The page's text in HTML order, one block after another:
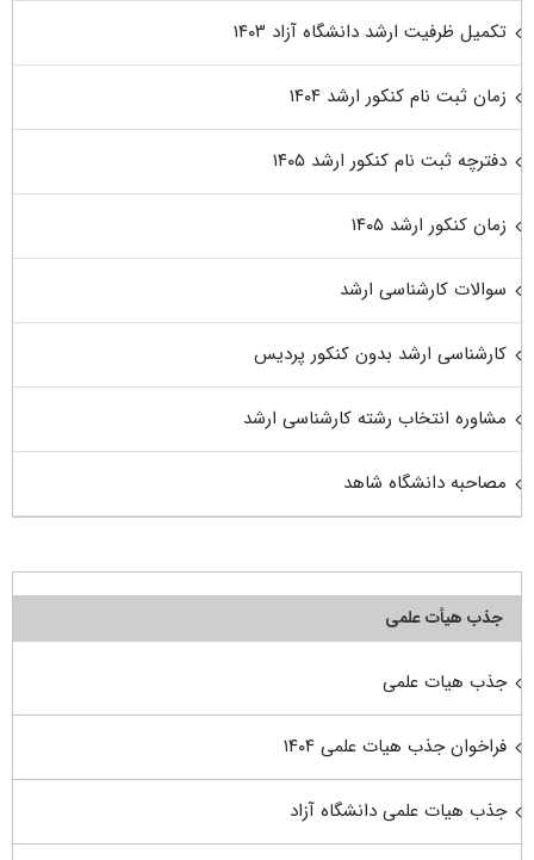
تکمیل ظرفیت ارشد دانشگاه آزاد ۱۴۰۳
زمان ثبت نام کنکور ارشد ۱۴۰۴
دفترچه ثبت نام کنکور ارشد ۱۴۰۵
زمان کنکور ارشد ۱۴۰۵
سوالات کارشناسی ارشد
کارشناسی ارشد بدون کنکور پردیس
مشاوره انتخاب رشته کارشناسی ارشد
مصاحبه دانشگاه شاهد
جذب هیأت علمی
جذب هیات علمی
فراخوان جذب هیات علمی ۱۴۰۴
جذب هیات علمی دانشگاه آزاد